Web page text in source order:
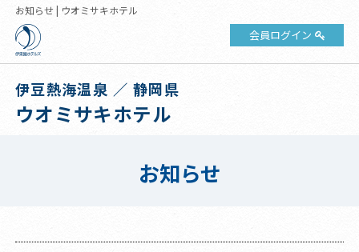
お知らせ | ウオミサキホテル
会員ログイン
伊豆熱海温泉 ／ 静岡県
ウオミサキホテル
お知らせ